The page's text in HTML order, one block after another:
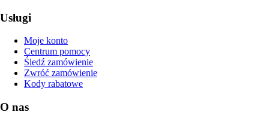
Usługi
Moje konto
Centrum pomocy
Śledź zamówienie
Zwróć zamówienie
Kody rabatowe
O nas